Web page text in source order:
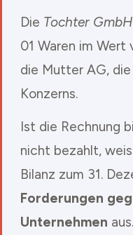
Die Tochter GmbH
01 Waren im
die Mutter AG,
Konzerns.
Ist die Rechnung
nicht bezahlt,
Bilanz zum 31.
Forderungen
Unternehmen aus.